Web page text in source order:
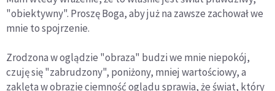
"obiektywny". Proszę Boga, aby już na zawsze zachował we
mnie to spojrzenie.
Zrodzona w oglądzie "obraza" budzi we mnie niepokój,
czuję się "zabrudzony", poniżony, mniej wartościowy, a
zaklęta w obrazie ciemność oglądu sprawia, że świat, który